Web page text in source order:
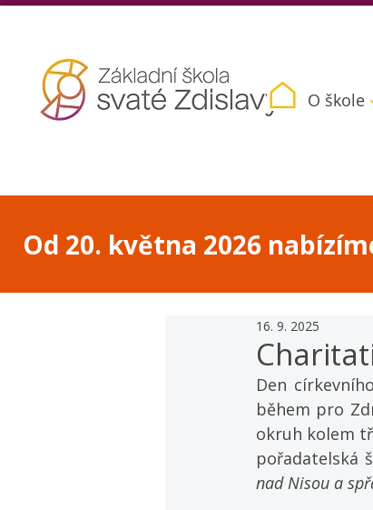
O škole
Od 20. května 2026
16. 9. 2025
Den
během pro
okruh kolem
pořadatelská
nad Nisou a